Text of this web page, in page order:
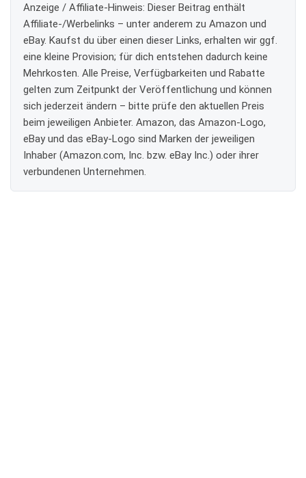
Anzeige / Affiliate-Hinweis: Dieser Beitrag enthält
Affiliate-/Werbelinks – unter anderem zu Amazon und
eBay. Kaufst du über einen dieser Links, erhalten wir ggf.
eine kleine Provision; für dich entstehen dadurch keine
Mehrkosten. Alle Preise, Verfügbarkeiten und Rabatte
gelten zum Zeitpunkt der Veröffentlichung und können
sich jederzeit ändern – bitte prüfe den aktuellen Preis
beim jeweiligen Anbieter. Amazon, das Amazon-Logo,
eBay und das eBay-Logo sind Marken der jeweiligen
Inhaber (Amazon.com, Inc. bzw. eBay Inc.) oder ihrer
verbundenen Unternehmen.